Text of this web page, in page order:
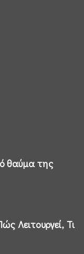
θαύμα της
Λειτουργεί, Τι